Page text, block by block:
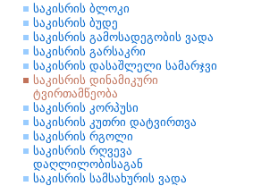
საკისრის ბლოკი
საკისრის ბუდე
საკისრის გამოსადეგობის ვადა
საკისრის გარსაკრი
საკისრის დასაშლელი სამარჯვი
საკისრის დინამიკური
ტვირთამწეობა
საკისრის კორპუსი
საკისრის კუთრი დატვირთვა
საკისრის რგოლი
საკისრის რღვევა
დაღლილობისაგან
საკისრის სამსახურის ვადა